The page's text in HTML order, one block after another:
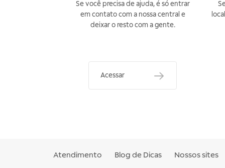
Se você precisa de ajuda, é só entrar
em contato com a nossa central e
deixar o resto com a gente.
Acessar
Atendimento Blog de Dicas Nossos sites